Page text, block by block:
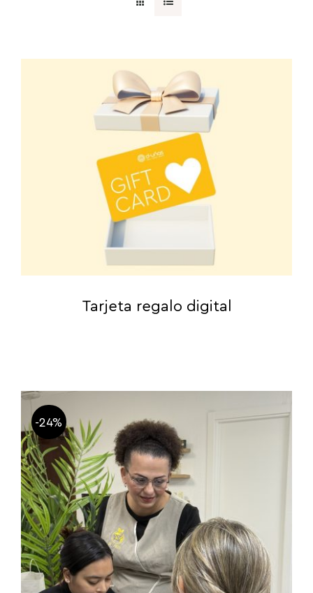
Tarjeta regalo digital
-24%